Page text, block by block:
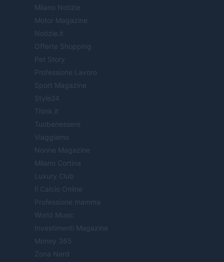
Milano Notizie
Motor Magazine
Notizie.it
Offerte Shopping
Pet Story
Professione Lavoro
Sport Magazine
Style24
Think.it
Tuobenessere
Viaggiamo
Nonne Magazine
Milano Cortina
Luxury Club
Il Calcio Online
Professione mamma
World Music
Investimenti Magazine
Money 365
Zona Nerd